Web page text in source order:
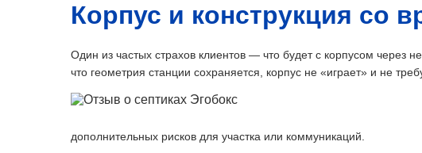
Корпус и конструкция со
Один из частых страхов клиентов — что будет с корпусом через
что геометрия станции сохраняется, корпус не «играет» и не
дополнительных рисков для участка или коммуникаций.